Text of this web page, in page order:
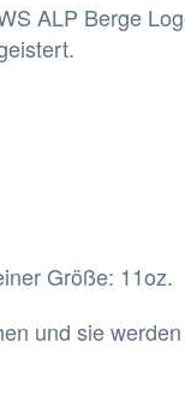
ALP Berge
Größe: 11oz.
und sie